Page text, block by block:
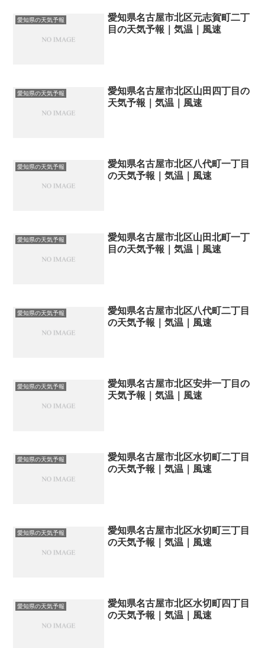
愛知県の天気予報
愛知県名古屋市北区元志賀町二丁
目の天気予報｜気温｜風速
愛知県の天気予報
愛知県名古屋市北区山田四丁目の
天気予報｜気温｜風速
愛知県の天気予報
愛知県名古屋市北区八代町一丁目
の天気予報｜気温｜風速
愛知県の天気予報
愛知県名古屋市北区山田北町一丁
目の天気予報｜気温｜風速
愛知県の天気予報
愛知県名古屋市北区八代町二丁目
の天気予報｜気温｜風速
愛知県の天気予報
愛知県名古屋市北区安井一丁目の
天気予報｜気温｜風速
愛知県の天気予報
愛知県名古屋市北区水切町二丁目
の天気予報｜気温｜風速
愛知県の天気予報
愛知県名古屋市北区水切町三丁目
の天気予報｜気温｜風速
愛知県の天気予報
愛知県名古屋市北区水切町四丁目
の天気予報｜気温｜風速